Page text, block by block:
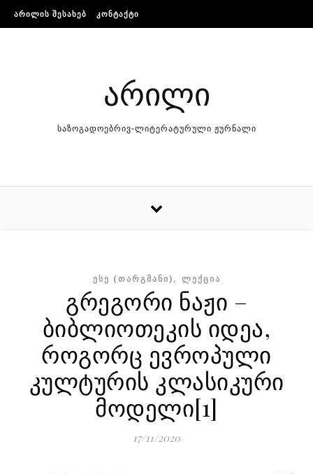
Skip to content
ᲐᲠᲘᲚᲘᲡ ᲨᲔᲡᲐᲮᲔᲑ ᲙᲝᲜᲢᲐᲥᲢᲘ
არილი
საზოგადოებრივ-ლიტერატურული ჟურნალი
ᲔᲡᲔ (ᲗᲐᲠᲒᲛᲐᲜᲘ), ᲚᲔᲥᲪᲘᲐ
გრეგორი ნაჟი –
ბიბლიოთეკის იდეა,
როგორც ევროპული
კულტურის კლასიკური
მოდელი[1]
17/11/2020